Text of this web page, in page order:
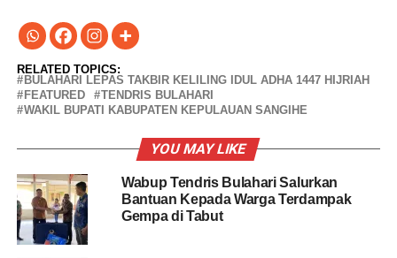
RELATED TOPICS:
BULAHARI LEPAS TAKBIR KELILING IDUL ADHA 1447 HIJRIAH
FEATURED
TENDRIS BULAHARI
WAKIL BUPATI KABUPATEN KEPULAUAN SANGIHE
YOU MAY LIKE
Wabup Tendris Bulahari Salurkan
Bantuan Kepada Warga Terdampak
Gempa di Tabut